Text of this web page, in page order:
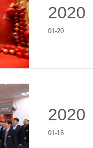
2020
01-20
2020
01-16